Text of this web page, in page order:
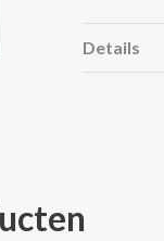
Details